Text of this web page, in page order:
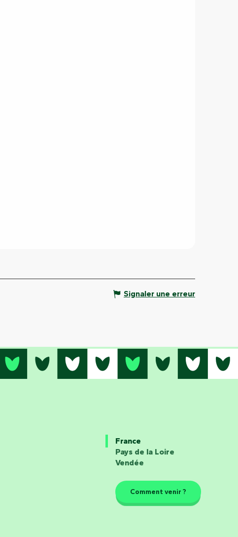
Signaler une erreur
France
Pays de la Loire
Vendée
Comment venir ?